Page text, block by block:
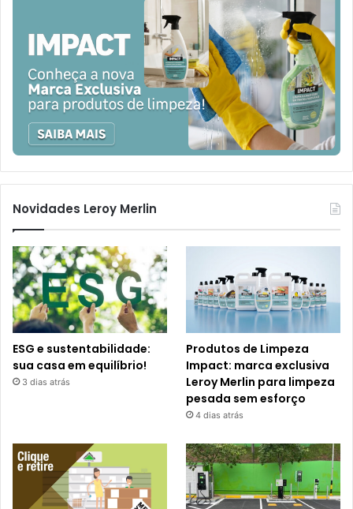
Novidades Leroy Merlin
ESG e sustentabilidade:
sua casa em equilíbrio!
3 dias atrás
Produtos de Limpeza
Impact: marca exclusiva
Leroy Merlin para limpeza
pesada sem esforço
4 dias atrás